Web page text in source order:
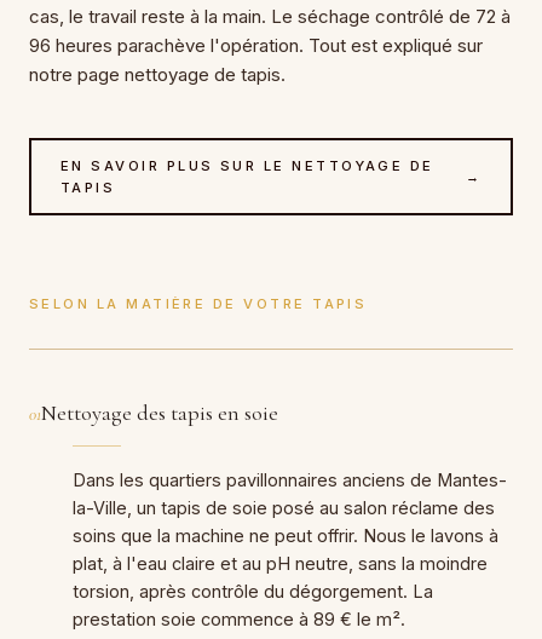
cas, le travail reste à la main. Le séchage contrôlé de 72 à
96 heures parachève l'opération. Tout est expliqué sur
notre page nettoyage de tapis.
EN SAVOIR PLUS SUR LE NETTOYAGE DE
TAPIS
→
SELON LA MATIÈRE DE VOTRE TAPIS
01Nettoyage des tapis en soie
Dans les quartiers pavillonnaires anciens de Mantes-
la-Ville, un tapis de soie posé au salon réclame des
soins que la machine ne peut offrir. Nous le lavons à
plat, à l'eau claire et au pH neutre, sans la moindre
torsion, après contrôle du dégorgement. La
prestation soie commence à 89 € le m².